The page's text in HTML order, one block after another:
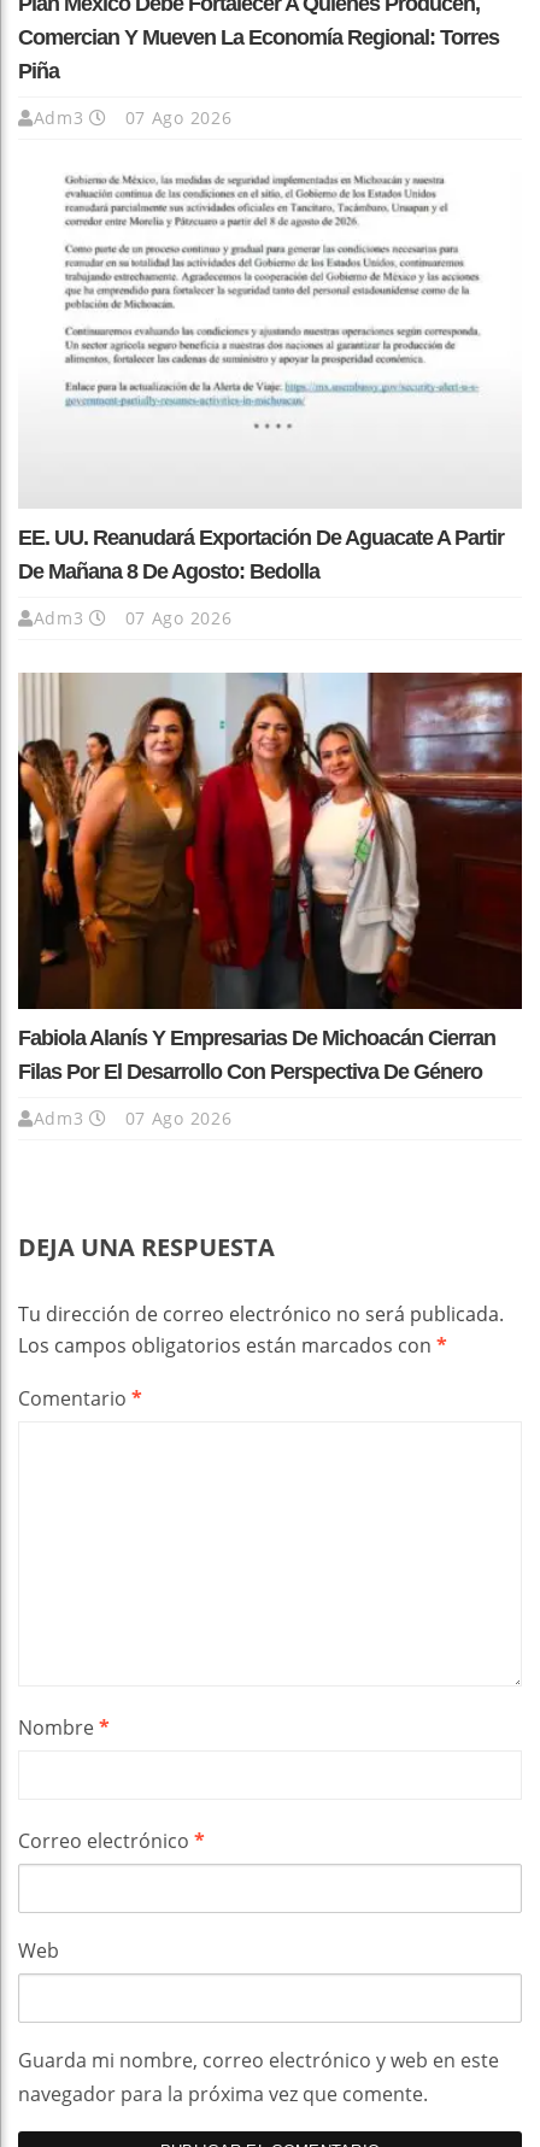
Comercian Y Mueven La Economía Regional: Torres
Piña
Adm3 07 Ago 2026
EE. UU. Reanudará Exportación De Aguacate A Partir
De Mañana 8 De Agosto: Bedolla
Adm3 07 Ago 2026
Fabiola Alanís Y Empresarias De Michoacán Cierran
Filas Por El Desarrollo Con Perspectiva De Género
Adm3 07 Ago 2026
DEJA UNA RESPUESTA
Tu dirección de correo electrónico no será publicada.
Los campos obligatorios están marcados con *
Comentario *
Nombre*
Correo electrónico *
Web
Guarda mi nombre, correo electrónico y web en este
navegador para la próxima vez que comente.